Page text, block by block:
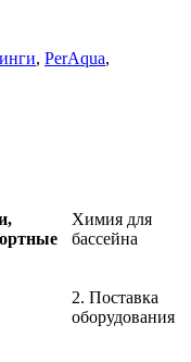
, PerAqua,
Химия для
бассейна
2. Поставка
оборудования